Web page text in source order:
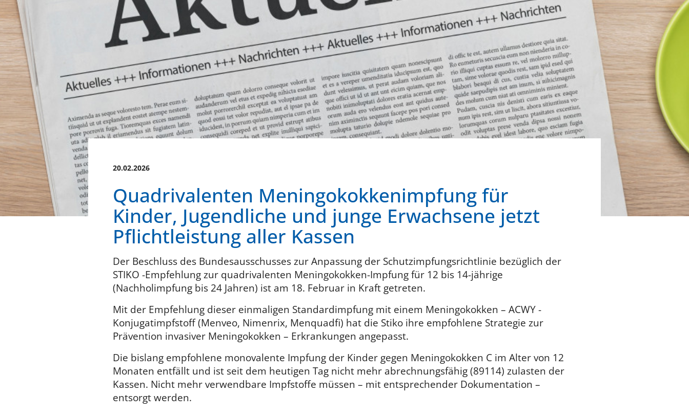
20.02.2026
Quadrivalenten Meningokokkenimpfung für
Kinder, Jugendliche und junge Erwachsene jetzt
Pflichtleistung aller Kassen
Der Beschluss des Bundesausschusses zur Anpassung der Schutzimpfungsrichtlinie bezüglich der
STIKO -Empfehlung zur quadrivalenten Meningokokken-Impfung für 12 bis 14-jährige
(Nachholimpfung bis 24 Jahren) ist am 18. Februar in Kraft getreten.
Mit der Empfehlung dieser einmaligen Standardimpfung mit einem Meningokokken – ACWY -
Konjugatimpfstoff (Menveo, Nimenrix, Menquadfi) hat die Stiko ihre empfohlene Strategie zur
Prävention invasiver Meningokokken – Erkrankungen angepasst.
Die bislang empfohlene monovalente Impfung der Kinder gegen Meningokokken C im Alter von 12
Monaten entfällt und ist seit dem heutigen Tag nicht mehr abrechnungsfähig (89114) zulasten der
Kassen. Nicht mehr verwendbare Impfstoffe müssen – mit entsprechender Dokumentation –
entsorgt werden.